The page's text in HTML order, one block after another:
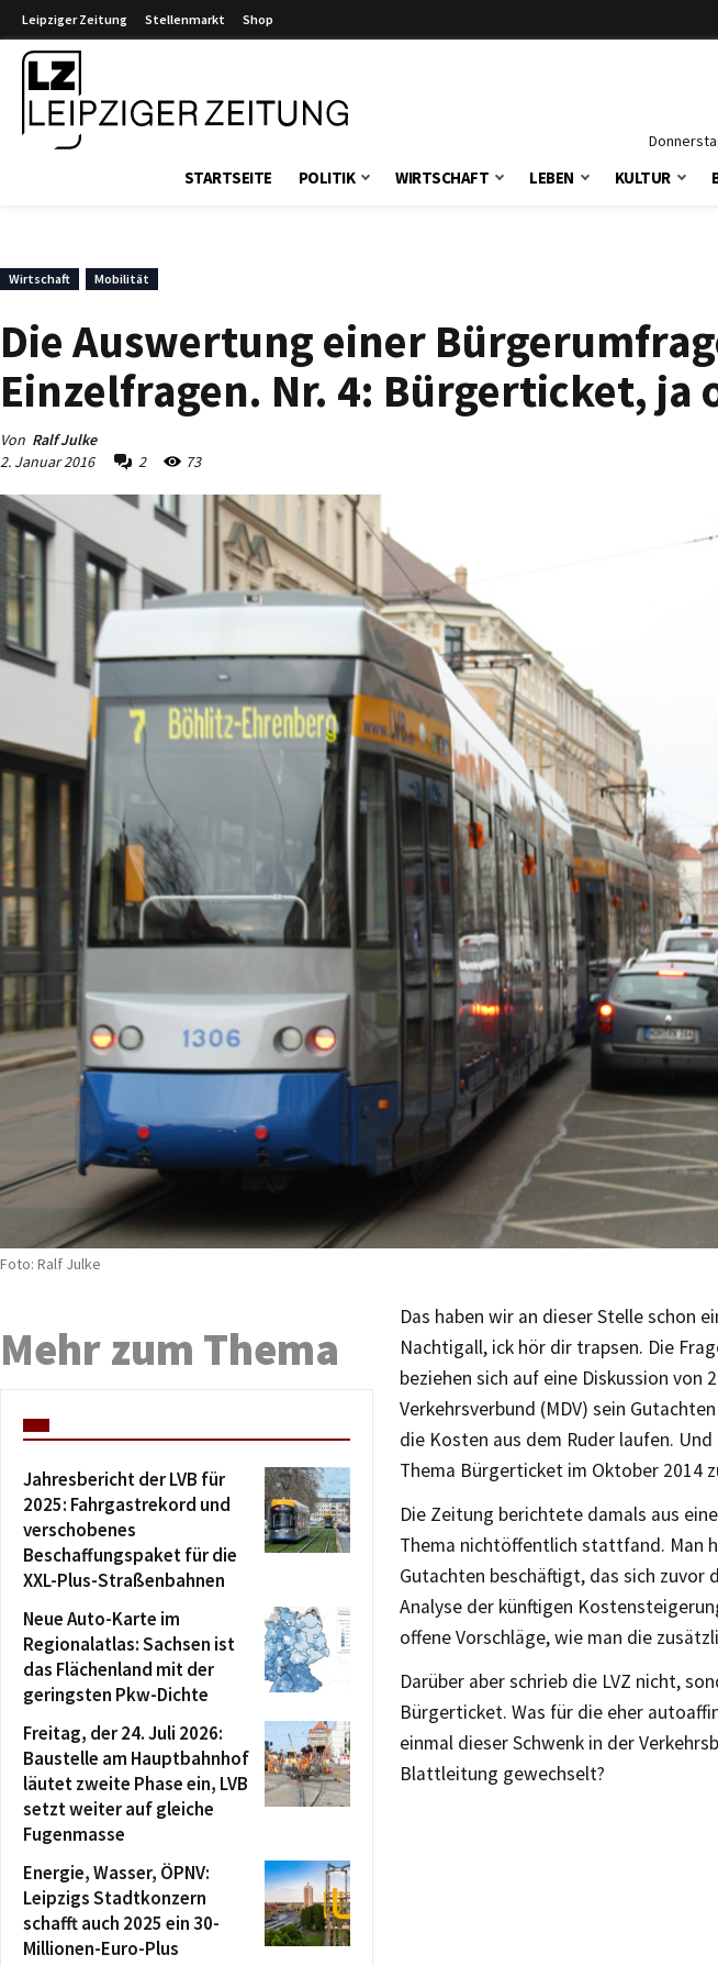
Leipziger Zeitung Stellenmarkt Shop
STARTSEITE POLITIK WIRTSCHAFT LEBEN KULTUR
Wirtschaft Mobilität
Die Auswertung einer
Einzelfragen. Nr. 4: Bürgerticket, ja
Von Ralf Julke
2. Januar 2016
2 73
Foto: Ralf Julke
Das haben wir an dieser Stelle schon
Nachtigall, ick hör dir trapsen. Die
beziehen sich auf eine Diskussion
Verkehrsverbund (MDV) sein
die Kosten aus dem Ruder laufen.
Thema Bürgerticket im Oktober 2014
Die Zeitung berichtete damals aus
Thema nichtöffentlich stattfand. Man
Gutachten beschäftigt, das sich zuvor
Analyse der künftigen
offene Vorschläge, wie man die
Darüber aber schrieb die LVZ nicht,
Bürgerticket. Was für die eher
einmal dieser Schwenk in der
Blattleitung gewechselt?
Mehr zum Thema
Jahresbericht der LVB für
2025: Fahrgastrekord und
verschobenes
Beschaffungspaket für die
XXL-Plus-Straßenbahnen
Neue Auto-Karte im
Regionalatlas: Sachsen ist
das Flächenland mit der
geringsten Pkw-Dichte
Freitag, der 24. Juli 2026:
Baustelle am Hauptbahnhof
läutet zweite Phase ein, LVB
setzt weiter auf gleiche
Fugenmasse
Energie, Wasser, ÖPNV:
Leipzigs Stadtkonzern
schafft auch 2025 ein 30-
Millionen-Euro-Plus